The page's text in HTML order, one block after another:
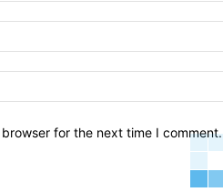
for the next time I comment.